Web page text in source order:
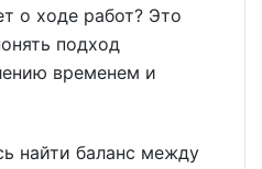
о ходе работ? Это
подход
временем и
найти баланс между